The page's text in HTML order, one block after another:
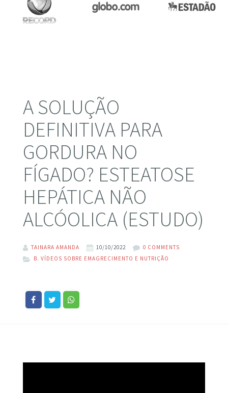
A SOLUÇÃO
DEFINITIVA PARA
GORDURA NO
FÍGADO? ESTEATOSE
HEPÁTICA NÃO
ALCÓOLICA (ESTUDO)
TAINARA AMANDA 10/10/2022
0 COMMENTS
B. VÍDEOS SOBRE EMAGRECIMENTO E NUTRIÇÃO